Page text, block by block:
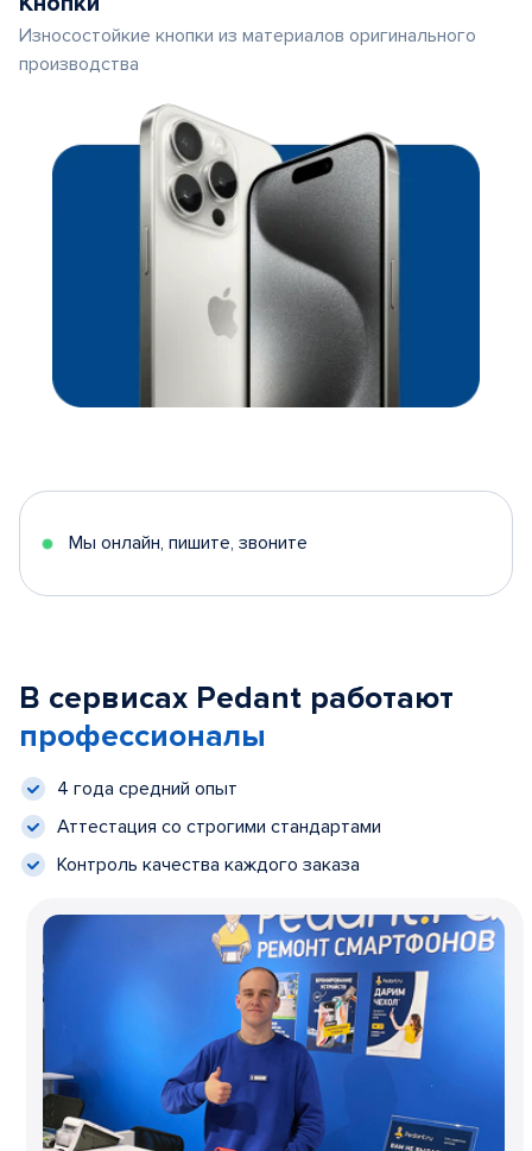
Износостойкие кнопки из материалов оригинального
производства
Мы онлайн, пишите, звоните
В сервисах Pedant работают
профессионалы
4 года средний опыт
Аттестация со строгими стандартами
Контроль качества каждого заказа